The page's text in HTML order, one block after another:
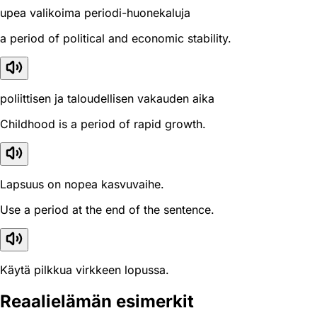
upea valikoima periodi-huonekaluja
a period of political and economic stability.
poliittisen ja taloudellisen vakauden aika
Childhood is a period of rapid growth.
Lapsuus on nopea kasvuvaihe.
Use a period at the end of the sentence.
Käytä pilkkua virkkeen lopussa.
Reaali­elämän esimerkit